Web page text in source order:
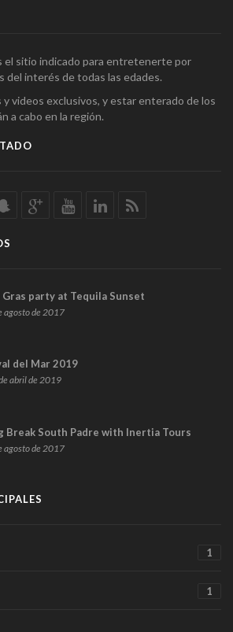
el sitio indicado para entretenerte por
del interés de todas las edades.
videos exclusivos, y estar enterado de los
a cabo en la región.
Gras party at Tequila Sunset
agosto de 2017
del Mar 2019
abril de 2019
Break South Padre with Inertia Tours
agosto de 2017
1
1